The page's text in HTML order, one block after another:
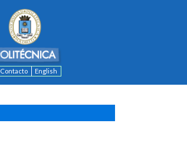
Contacto English